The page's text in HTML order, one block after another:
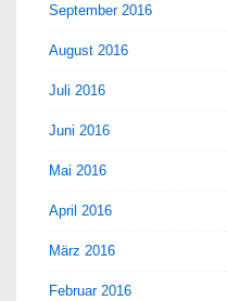
September 2016
August 2016
Juli 2016
Juni 2016
Mai 2016
April 2016
März 2016
Februar 2016